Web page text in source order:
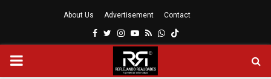
About Us Advertisement Contact
Facebook
Twitter
Instagram
Youtube
RssWhatsapp
MENÚ